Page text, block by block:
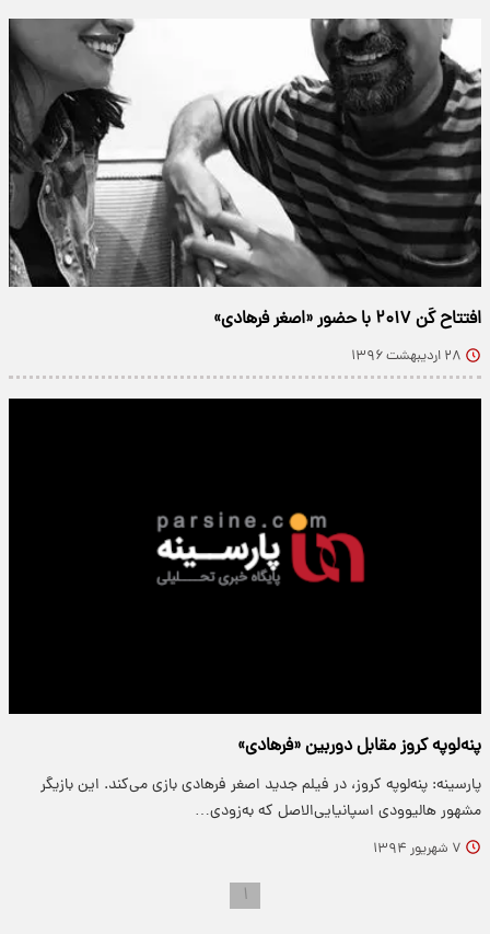
افتتاح کَن ۲۰۱۷ با حضور «اصغر فرهادی»
۲۸ اردیبهشت ۱۳۹۶
پنه‌لوپه کروز مقابل دوربین «فرهادی»
پارسینه: پنه‌لوپه کروز، در فیلم جدید اصغر فرهادی بازی می‌کند. این بازیگر
مشهور هالیوودی اسپانیایی‌الاصل که به‌زودی…
۷ شهریور ۱۳۹۴
۱